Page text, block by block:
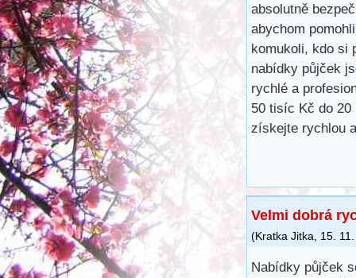
absolutně
abychom
komukoli, kdo si
nabídky půjček
rychlé a
50 tisíc Kč do 20
získejte rychlou
Velmi dobrá
(Kratka Jitka 15.
Nabídky půjček